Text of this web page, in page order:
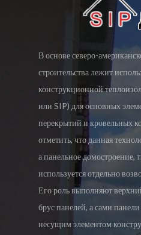
В основе северо-
строительства лежит
конструкционной
или SIP) для основных
перекрытий и кровельных
отметить, что данная
а панельное домостроение,
используется отдельно
Его роль выполняют
брус панелей, а сами
несущим элементом